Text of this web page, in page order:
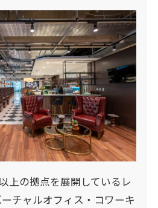
いについて 運営会社
上の拠点を展開しているレ
チャルオフィス・コワーキ